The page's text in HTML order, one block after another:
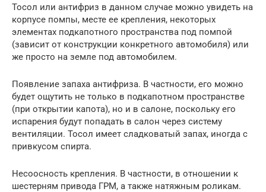
Тосол или антифриз в данном случае можно увидеть на
корпусе помпы, месте ее крепления, некоторых
элементах подкапотного пространства под помпой
(зависит от конструкции конкретного автомобиля) или
же просто на земле под автомобилем.
Появление запаха антифриза. В частности, его можно
будет ощутить не только в подкапотном пространстве
(при открытии капота), но и в салоне, поскольку его
испарения будут попадать в салон через систему
вентиляции. Тосол имеет сладковатый запах, иногда с
привкусом спирта.
Несоосность крепления. В частности, в отношении к
шестерням привода ГРМ, а также натяжным роликам.